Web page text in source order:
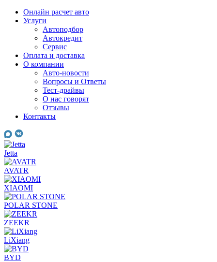
Skip
Онлайн расчет авто
Услуги
Автоподбор
Автокредит
Сервис
Оплата и доставка
О компании
Авто-новости
Вопросы и Ответы
Тест-драйвы
О нас говорят
Отзывы
Контакты
Jetta
AVATR
XIAOMI
POLAR STONE
ZEEKR
LiXiang
BYD